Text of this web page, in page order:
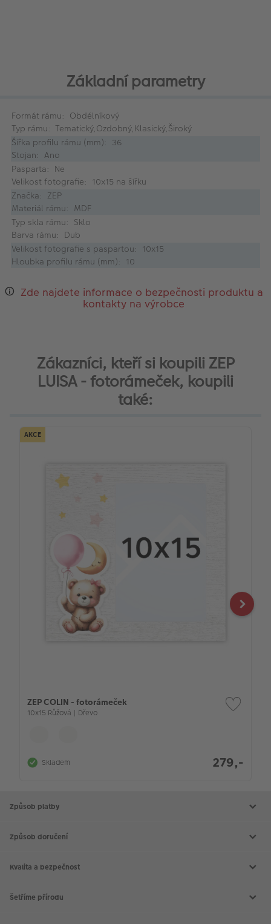
Základní parametry
Formát rámu: Obdélníkový
Typ rámu: Tematický,Ozdobný,Klasický,Široký
Šířka profilu rámu (mm): 36
Stojan: Ano
Pasparta: Ne
Velikost fotografie: 10x15 na šířku
Značka: ZEP
Materiál rámu: MDF
Typ skla rámu: Sklo
Barva rámu: Dub
Velikost fotografie s paspartou: 10x15
Hloubka profilu rámu (mm): 10
Zde najdete informace o bezpečnosti produktu a
kontakty na výrobce
Zákazníci, kteří si koupili ZEP
LUISA - fotorámeček, koupili
také:
AKCE
ZEP COLIN - fotorámeček
10x15 Růžová | Dřevo
Skladem 279,-
Způsob platby
Způsob doručení
Kvalita a bezpečnost
Šetříme přírodu